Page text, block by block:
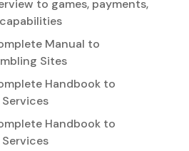
to games, payments,
Manual to
Sites
Handbook to
Handbook to